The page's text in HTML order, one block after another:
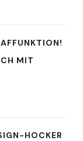
MIT
HOCKER